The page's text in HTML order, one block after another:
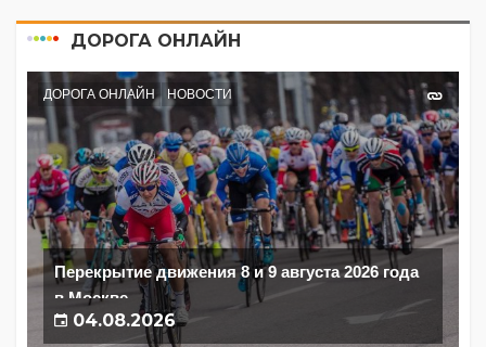
ДОРОГА ОНЛАЙН
ДОРОГА ОНЛАЙН НОВОСТИ
Перекрытие движения 8 и 9 августа 2026 года
в Москве
04.08.2026